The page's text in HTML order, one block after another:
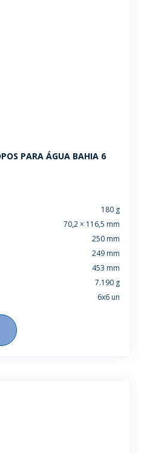
PARA ÁGUA BAHIA 6
180 g
70,2 × 116,5 mm
250 mm
249 mm
453 mm
7.190 g
6x6 un